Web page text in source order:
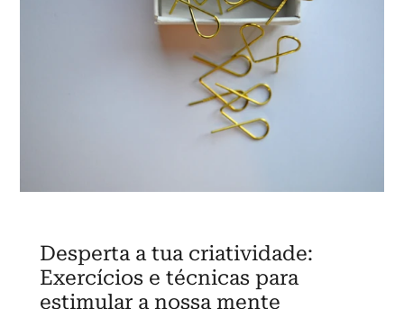
Desperta a tua criatividade:
Exercícios e técnicas para
estimular a nossa mente